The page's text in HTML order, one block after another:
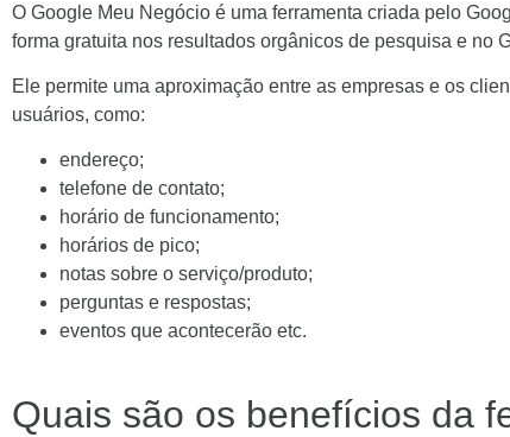
O Google Meu Negócio é uma ferramenta criada pelo
forma gratuita nos resultados orgânicos de pesquisa e no
Ele permite uma aproximação entre as empresas e os
usuários, como:
endereço;
telefone de contato;
horário de funcionamento;
horários de pico;
notas sobre o serviço/produto;
perguntas e respostas;
eventos que acontecerão etc.
Quais são os benefícios da